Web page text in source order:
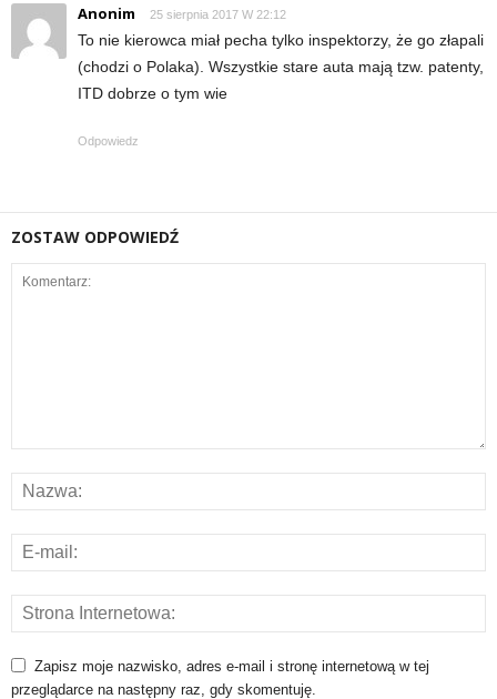
Anonim 25 sierpnia 2017 W 22:12
To nie kierowca miał pecha tylko inspektorzy, że go złapali
(chodzi o Polaka). Wszystkie stare auta mają tzw. patenty,
ITD dobrze o tym wie
Odpowiedz
ZOSTAW ODPOWIEDŹ
Zapisz moje nazwisko, adres e-mail i stronę internetową w tej
przeglądarce na następny raz, gdy skomentuję.